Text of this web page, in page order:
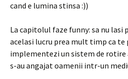
cand e lumina stinsa :))
La capitolul faze funny: sa nu lasi
acelasi lucru prea mult timp ca te
implementezi un sistem de rotire
s-au angajat oamenii intr-un